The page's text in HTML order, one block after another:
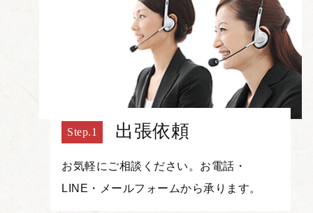
出張依頼
お気軽にご相談ください。お電話・
LINE・メールフォームから承ります。